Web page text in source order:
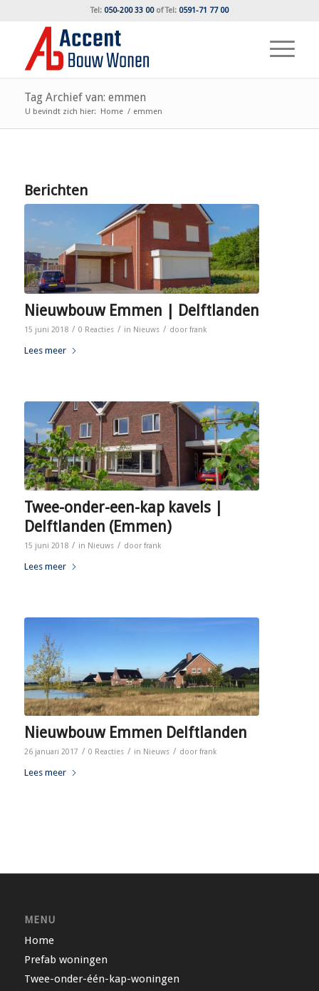
Tel: 050-200 33 00ofTel: 0591-71 77 00
Tag Archief van: emmen
U bevindt zich hier: Home / emmen
Berichten
Nieuwbouw Emmen | Delftlanden
15 juni 2018 / 0 Reacties / in Nieuws / door frank
Lees meer
Twee-onder-een-kap kavels |
Delftlanden (Emmen)
15 juni 2018 / in Nieuws / door frank
Lees meer
Nieuwbouw Emmen Delftlanden
26 januari 2017 / 0 Reacties / in Nieuws / door frank
Lees meer
MENU
Home
Prefab woningen
Twee-onder-één-kap-woningen